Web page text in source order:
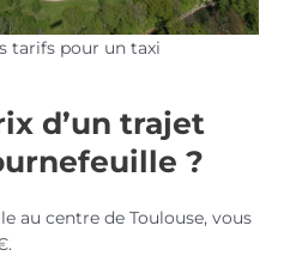
tarifs pour un taxi
d’un trajet
?
au centre de Toulouse, vous